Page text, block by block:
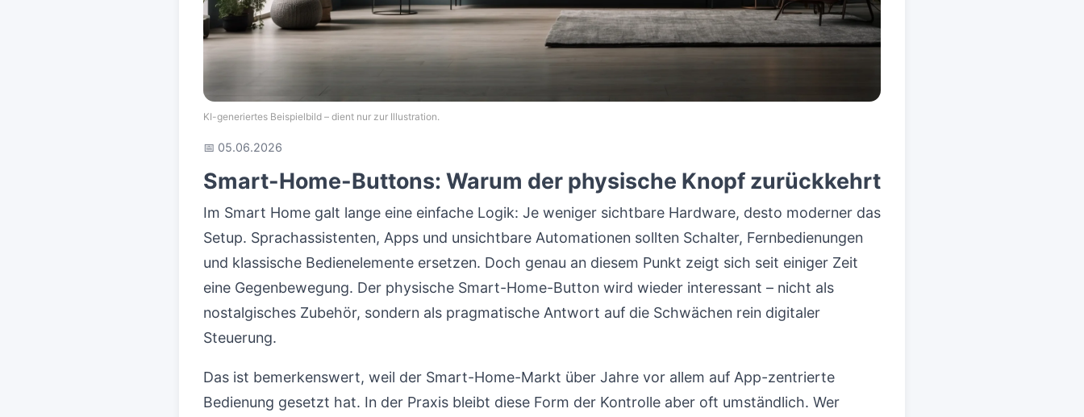
KI-generiertes Beispielbild – dient nur zur Illustration.
📅 05.06.2026
Smart-Home-Buttons: Warum der physische Knopf zurückkehrt
Im Smart Home galt lange eine einfache Logik: Je weniger sichtbare Hardware, desto moderner das
Setup. Sprachassistenten, Apps und unsichtbare Automationen sollten Schalter, Fernbedienungen
und klassische Bedienelemente ersetzen. Doch genau an diesem Punkt zeigt sich seit einiger Zeit
eine Gegenbewegung. Der physische Smart-Home-Button wird wieder interessant – nicht als
nostalgisches Zubehör, sondern als pragmatische Antwort auf die Schwächen rein digitaler
Steuerung.
Das ist bemerkenswert, weil der Smart-Home-Markt über Jahre vor allem auf App-zentrierte
Bedienung gesetzt hat. In der Praxis bleibt diese Form der Kontrolle aber oft umständlich. Wer